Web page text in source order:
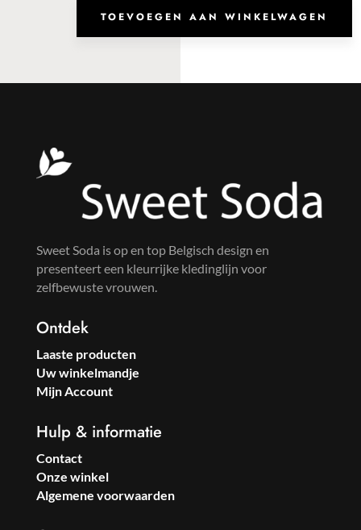
TOEVOEGEN AAN WINKELWAGEN
Sweet Soda is op en top Belgisch design en
presenteert een kleurrijke kledinglijn voor
zelfbewuste vrouwen.
Ontdek
Laaste producten
Uw winkelmandje
Mijn Account
Hulp & informatie
Contact
Onze winkel
Algemene voorwaarden